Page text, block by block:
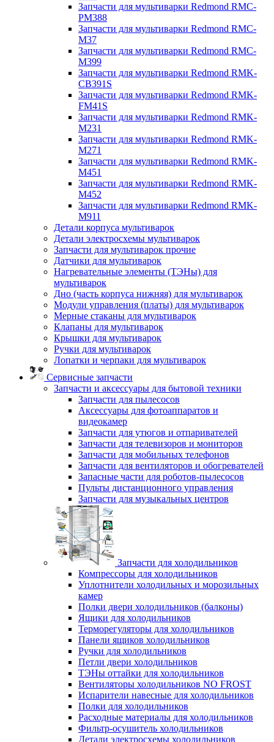
Запчасти для мультиварки Redmond RMC-
PM388
Запчасти для мультиварки Redmond RMC-
M37
Запчасти для мультиварки Redmond RMC-
M399
Запчасти для мультиварки Redmond RMK-
CB391S
Запчасти для мультиварки Redmond RMK-
FM41S
Запчасти для мультиварки Redmond RMK-
M231
Запчасти для мультиварки Redmond RMK-
M271
Запчасти для мультиварки Redmond RMK-
M451
Запчасти для мультиварки Redmond RMK-
M452
Запчасти для мультиварки Redmond RMK-
M911
Детали корпуса мультиварок
Детали электросхемы мультиварок
Запчасти для мультиварок прочие
Датчики для мультиварок
Нагревательные элементы (ТЭНы) для
мультиварок
Дно (часть корпуса нижняя) для мультиварок
Модули управления (платы) для мультиварок
Мерные стаканы для мультиварок
Клапаны для мультиварок
Крышки для мультиварок
Ручки для мультиварок
Лопатки и черпаки для мультиварок
Сервисные запчасти
Запчасти и аксессуары для бытовой техники
Запчасти для пылесосов
Аксессуары для фотоаппаратов и
видеокамер
Запчасти для утюгов и отпаривателей
Запчасти для телевизоров и мониторов
Запчасти для мобильных телефонов
Запчасти для вентиляторов и обогревателей
Запасные части для роботов-пылесосов
Пульты дистанционного управления
Запчасти для музыкальных центров
Запчасти для холодильников
Компрессоры для холодильников
Уплотнители холодильных и морозильных
камер
Полки двери холодильников (балконы)
Ящики для холодильников
Терморегуляторы для холодильников
Панели ящиков холодильников
Ручки для холодильников
Петли двери холодильников
ТЭНы оттайки для холодильников
Вентиляторы холодильников NO FROST
Испарители навесные для холодильников
Полки для холодильников
Расходные материалы для холодильников
Фильтр-осушитель холодильников
Детали электросхемы холодильников